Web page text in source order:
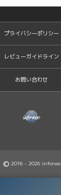
プライバシーポリシー
レビューガイドライン
お問い合わせ
© 2016 - 2026 infoneo